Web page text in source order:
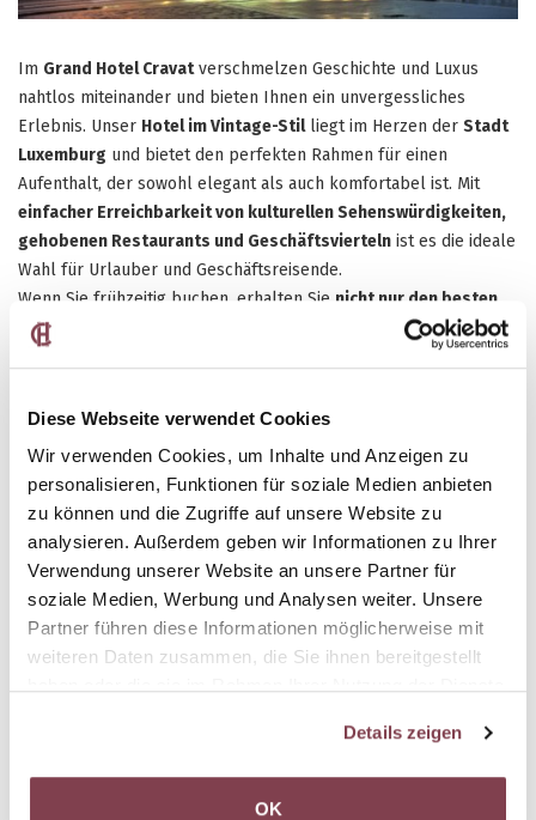
Diese Webseite verwendet Cookies
Wir verwenden Cookies, um Inhalte und Anzeigen zu
personalisieren, Funktionen für soziale Medien anbieten
zu können und die Zugriffe auf unsere Website zu
analysieren. Außerdem geben wir Informationen zu Ihrer
Verwendung unserer Website an unsere Partner für
soziale Medien, Werbung und Analysen weiter. Unsere
Partner führen diese Informationen möglicherweise mit
weiteren Daten zusammen, die Sie ihnen bereitgestellt
Details zeigen
OK
Im Grand Hotel Cravatverschmelzen Geschichte und Luxus
nahtlos miteinander und bieten Ihnen ein unvergessliches
Erlebnis. Unser Hotel im Vintage-Stilliegt im Herzen der Stadt
Luxemburg und bietet den perfekten Rahmen für einen
Aufenthalt, der sowohl elegant als auch komfortabel ist. Mit
einfacher Erreichbarkeit von kulturellen Sehenswürdigkeiten,
gehobenen Restaurants und Geschäftsvierteln ist es die ideale
Wahl für Urlauber und Geschäftsreisende.
Wenn Sie frühzeitig buchen, erhalten Sie nicht nur den besten
Preis
, sondern auch die Verfügbarkeit für Ihre bevorzugten
Erkunden Sie Luxemburg mit gutem Gewissen